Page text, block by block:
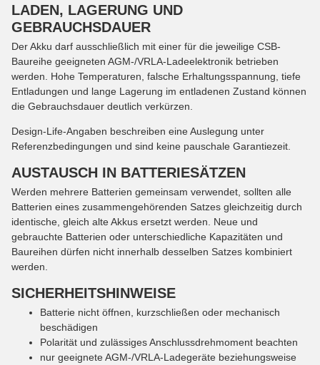
LADEN, LAGERUNG UND
GEBRAUCHSDAUER
Der Akku darf ausschließlich mit einer für die jeweilige CSB-
Baureihe geeigneten AGM-/VRLA-Ladeelektronik betrieben
werden. Hohe Temperaturen, falsche Erhaltungsspannung, tiefe
Entladungen und lange Lagerung im entladenen Zustand können
die Gebrauchsdauer deutlich verkürzen.
Design-Life-Angaben beschreiben eine Auslegung unter
Referenzbedingungen und sind keine pauschale Garantiezeit.
AUSTAUSCH IN BATTERIESÄTZEN
Werden mehrere Batterien gemeinsam verwendet, sollten alle
Batterien eines zusammengehörenden Satzes gleichzeitig durch
identische, gleich alte Akkus ersetzt werden. Neue und
gebrauchte Batterien oder unterschiedliche Kapazitäten und
Baureihen dürfen nicht innerhalb desselben Satzes kombiniert
werden.
SICHERHEITSHINWEISE
Batterie nicht öffnen, kurzschließen oder mechanisch
beschädigen
Polarität und zulässiges Anschlussdrehmoment beachten
nur geeignete AGM-/VRLA-Ladegeräte beziehungsweise